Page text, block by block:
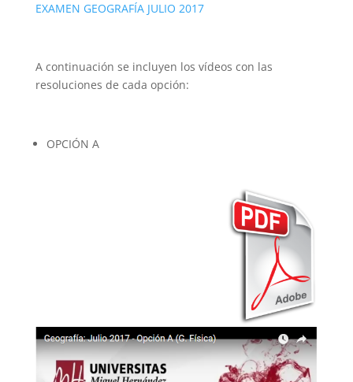
EXAMEN GEOGRAFÍA JULIO 2017
A continuación se incluyen los vídeos con las
resoluciones de cada opción:
OPCIÓN A